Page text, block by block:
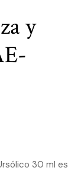
y
30 ml es